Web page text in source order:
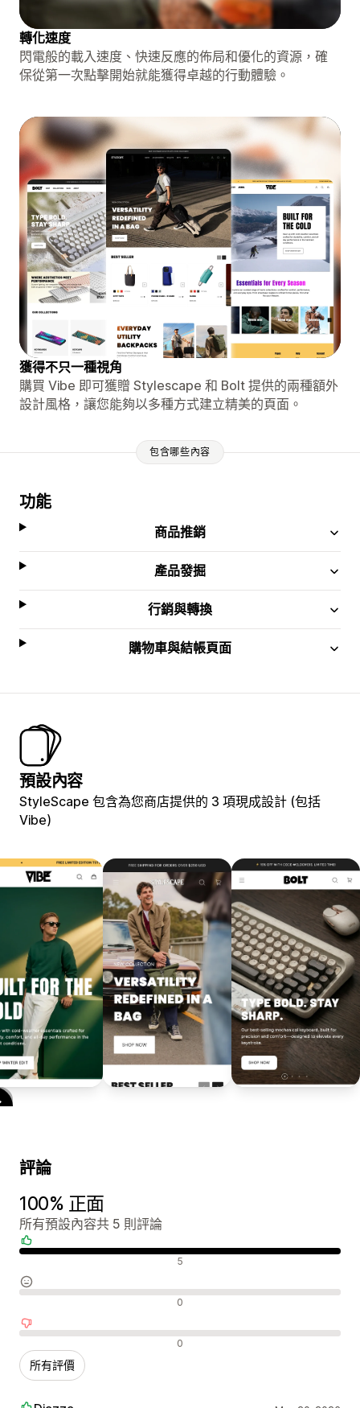
轉化速度
閃電般的載入速度、快速反應的佈局和優化的資源，確
保從第一次點擊開始就能獲得卓越的行動體驗。
獲得不只一種視角
購買 Vibe 即可獲贈 Stylescape 和 Bolt 提供的兩種額外
設計風格，讓您能夠以多種方式建立精美的頁面。
包含哪些內容
功能
商品推銷
產品發掘
行銷與轉換
購物車與結帳頁面
預設內容
StyleScape 包含為您商店提供的 3 項現成設計 (包括
Vibe)
評論
100% 正面
所有預設內容共 5 則評論
5
0
0
所有評價